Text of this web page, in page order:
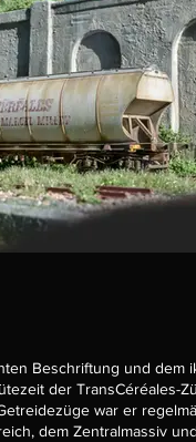
Beschriftung und dem
der TransCéréales-
war er
dem Zentralmassiv